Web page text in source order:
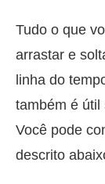
Tudo o que
arrastar e
linha do
também é útil
Você pode
descrito